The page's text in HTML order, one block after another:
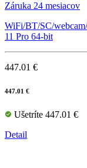
Záruka 24 mesiacov
WiFi/BT/SC/
11 Pro 64-bit
447.01 €
447.01 €
Ušetríte 447.01 €
Detail